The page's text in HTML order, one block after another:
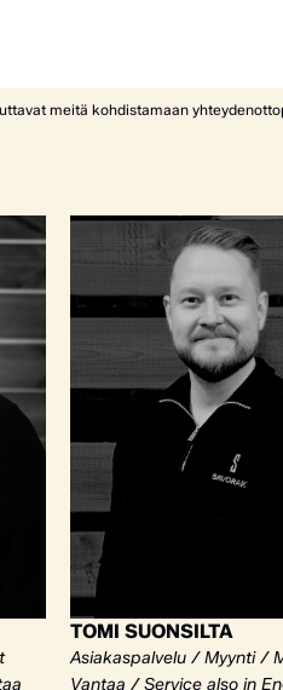
meitä kohdistamaan
TOMI SUONSILTA
Asiakaspalvelu / Myynti /
Vantaa / Service also in